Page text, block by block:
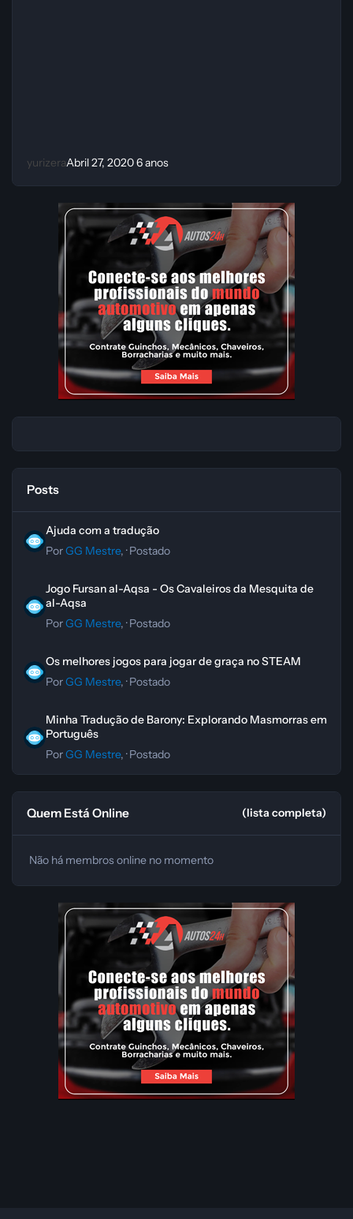
yurizeraAbril 27, 20206 anos
Posts
Ajuda com a tradução
PorGG Mestre, ·Postado
Jogo Fursan al-Aqsa - Os Cavaleiros da Mesquita de
al-Aqsa
PorGG Mestre, ·Postado
Os melhores jogos para jogar de graça no STEAM
PorGG Mestre, ·Postado
Minha Tradução de Barony: Explorando Masmorras em
Português
PorGG Mestre, ·Postado
Quem Está Online (lista completa)
Não há membros online no momento